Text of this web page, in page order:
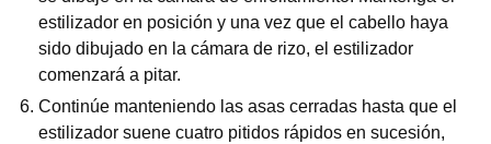
estilizador en posición y una vez que el cabello haya
sido dibujado en la cámara de rizo, el estilizador
comenzará a pitar.
Continúe manteniendo las asas cerradas hasta que el
estilizador suene cuatro pitidos rápidos en sucesión,